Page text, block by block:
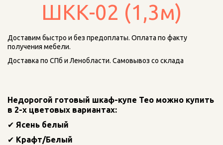
ШКК-02 (1,3м)
Доставим быстро и без предоплаты. Оплата по факту
получения мебели.
Доставка по СПб и Ленобласти. Самовывоз со склада
Недорогой готовый шкаф-купе Тео можно купить
в 2-х цветовых вариантах:
✔ Ясень белый
✔ Крафт/Белый